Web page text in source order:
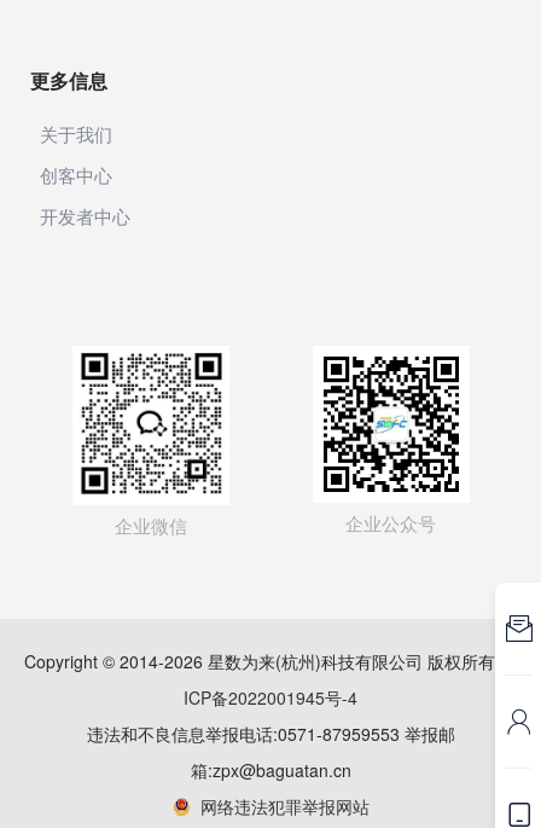
更多信息
关于我们
创客中心
开发者中心
企业微信 企业公众号
Copyright © 2014-2026 星数为来(杭州)科技有限公司 版权所有
ICP备2022001945号-4
违法和不良信息举报电话:0571-87959553 举报邮
箱:zpx@baguatan.cn
网络违法犯罪举报网站


